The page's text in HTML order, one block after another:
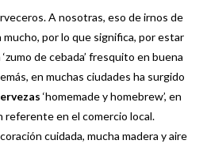
A nosotras, eso de irnos de
por lo que significa, por estar
de cebada’ fresquito en buena
en muchas ciudades ha surgido
‘homemade y homebrew’, en
referente en el comercio local.
cuidada, mucha madera y aire